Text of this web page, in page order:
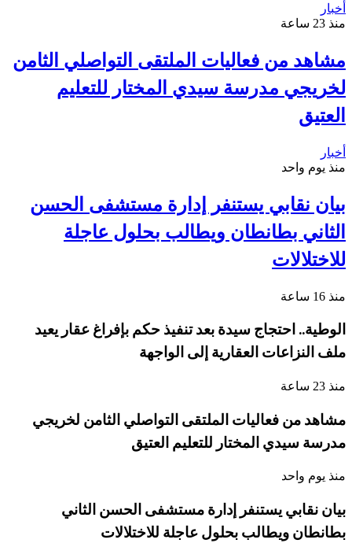
أخبار
منذ 23 ساعة
مشاهد من فعاليات الملتقى التواصلي الثامن
لخريجي مدرسة سيدي المختار للتعليم
العتيق
أخبار
منذ يوم واحد
بيان نقابي يستنفر إدارة مستشفى الحسن
الثاني بطانطان ويطالب بحلول عاجلة
للاختلالات
منذ 16 ساعة
الوطية.. احتجاج سيدة بعد تنفيذ حكم بإفراغ عقار يعيد
ملف النزاعات العقارية إلى الواجهة
منذ 23 ساعة
مشاهد من فعاليات الملتقى التواصلي الثامن لخريجي
مدرسة سيدي المختار للتعليم العتيق
منذ يوم واحد
بيان نقابي يستنفر إدارة مستشفى الحسن الثاني
بطانطان ويطالب بحلول عاجلة للاختلالات